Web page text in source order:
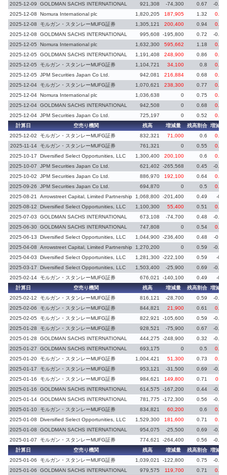
2025-12-09
GOLDMAN SACHS INTERNATIONAL 921,308 -74,300 0.67
-0.05
2025-12-08
Nomura International plc 1,820,205 187,905 1.32
0.14
2025-12-08
モルガン・スタンレーMUFG証券 1,305,121 200,400 0.94
0.14
2025-12-08
GOLDMAN SACHS INTERNATIONAL 995,608 -195,800 0.72
-0.14
2025-12-05
Nomura International plc 1,632,300 595,662 1.18
0.43
2025-12-05
GOLDMAN SACHS INTERNATIONAL 1,191,408 248,900 0.86
0.18
2025-12-05
モルガン・スタンレーMUFG証券 1,104,721 34,100 0.8
0.03
2025-12-05
JPM Securities Japan Co Ltd. 942,081 216,884 0.68
0.16
2025-12-04 モルガン・スタンレーMUFG証券 1,070,621 238,300 0.77
0.17
2025-12-04 Nomura International plc 1,036,638 0 0.75
0.31
2025-12-04 GOLDMAN SACHS INTERNATIONAL 942,508 0 0.68
0.23
2025-12-04 JPM Securities Japan Co Ltd. 725,197 0 0.52
0.22
計算日
空売り機関 残高 増減量 残高割合 増減率
2025-12-02
モルガン・スタンレーMUFG証券 832,321 71,000 0.6
0.05
2025-11-14 モルガン・スタンレーMUFG証券 761,321 0 0.55
0.19
2025-10-17
Diversified Select Opportunities, LLC 1,300,400 200,100 0.6
0.09
2025-10-07
JPM Securities Japan Co Ltd. 621,402 -265,568 0.45
-0.19
2025-10-02
JPM Securities Japan Co Ltd. 886,970 192,100 0.64
0.14
2025-09-26
JPM Securities Japan Co Ltd. 694,870 0 0.5
0.08
2025-08-21
Arrowstreet Capital, Limited Partnership 1,068,800 -201,400 0.49
-0.1
2025-08-12
Diversified Select Opportunities, LLC 1,100,300 55,400 0.51
0.03
2025-07-03
GOLDMAN SACHS INTERNATIONAL 673,108 -74,700 0.48
-0.06
2025-06-30 GOLDMAN SACHS INTERNATIONAL 747,808 0 0.54
0.13
2025-06-13
Diversified Select Opportunities, LLC 1,044,900 -236,400 0.48
-0.11
2025-04-08
Arrowstreet Capital, Limited Partnership 1,270,200 0 0.59
-0.09
2025-04-03
Diversified Select Opportunities, LLC 1,281,300 -222,100 0.59
-0.1
2025-03-17
Diversified Select Opportunities, LLC 1,503,400 -25,900 0.69
-0.02
2025-02-14 モルガン・スタンレーMUFG証券 676,021 -140,100 0.49
-0.1
計算日
空売り機関 残高 増減量 残高割合 増減率
2025-02-12
モルガン・スタンレーMUFG証券 816,121 -28,700 0.59
-0.02
2025-02-06
モルガン・スタンレーMUFG証券 844,821 21,900 0.61
0.02
2025-02-05
モルガン・スタンレーMUFG証券 822,921 -105,600 0.59
-0.08
2025-01-28
モルガン・スタンレーMUFG証券 928,521 -75,900 0.67
-0.06
2025-01-28
GOLDMAN SACHS INTERNATIONAL 444,275 -248,900 0.32
-0.18
2025-01-27
GOLDMAN SACHS INTERNATIONAL 693,175 0 0.5
0.04
2025-01-20 モルガン・スタンレーMUFG証券 1,004,421 51,300 0.73
0.04
2025-01-17
モルガン・スタンレーMUFG証券 953,121 -31,500 0.69
-0.02
2025-01-16
モルガン・スタンレーMUFG証券 984,621 149,800 0.71
0.11
2025-01-16
GOLDMAN SACHS INTERNATIONAL 614,575 -167,200 0.44
-0.12
2025-01-14 GOLDMAN SACHS INTERNATIONAL 781,775 -172,300 0.56
-0.13
2025-01-10 モルガン・スタンレーMUFG証券 834,821 60,200 0.6
0.04
2025-01-08
Diversified Select Opportunities, LLC 1,529,300 181,600 0.71
0.09
2025-01-08
GOLDMAN SACHS INTERNATIONAL 954,075 -25,500 0.69
-0.02
2025-01-07
モルガン・スタンレーMUFG証券 774,621 -264,400 0.56
-0.19
計算日
空売り機関 残高 増減量 残高割合 増減率
2025-01-06
モルガン・スタンレーMUFG証券 1,039,021 -122,800 0.75
-0.09
2025-01-06
GOLDMAN SACHS INTERNATIONAL 979,575 119,700 0.71
0.09